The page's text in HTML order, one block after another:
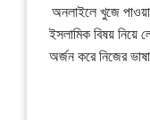
অনলাইলে খুজে
ইসলামিক বিষয় নিয়ে
অর্জন করে নিজের